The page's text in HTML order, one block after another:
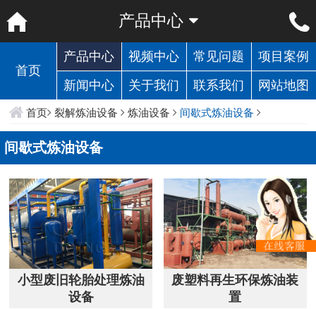
产品中心
首页
产品中心 视频中心 常见问题 项目案例
新闻中心 关于我们 联系我们 网站地图
首页 裂解炼油设备 炼油设备 间歇式炼油设备
间歇式炼油设备
小型废旧轮胎处理炼油
设备
废塑料再生环保炼油装
置